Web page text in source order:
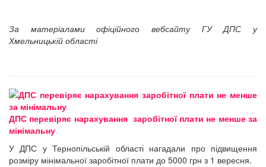
За матеріалами офіційного вебсайту
ГУ ДПС у
Хмельницькій області
ДПС перевіряє нарахування заробітної плати не менше за
мінімальну
У ДПС у Тернопільській області нагадали про підвищення
розміру мінімальної заробітної плати до 5000 грн з 1 вересня.